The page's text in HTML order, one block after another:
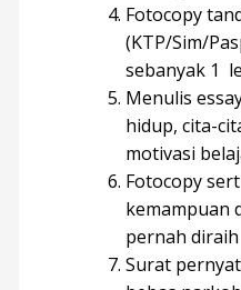
Fotocopy
(KTP/Sim/
sebanyak 1
Menulis
hidup, cita-
motivasi
Fotocopy
kemampuan
pernah diraih
Surat